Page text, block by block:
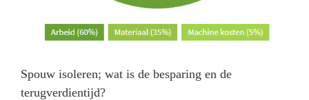
Spouw isoleren; wat is de besparing en de
terugverdientijd?